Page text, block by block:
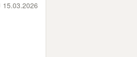
15.03.2026